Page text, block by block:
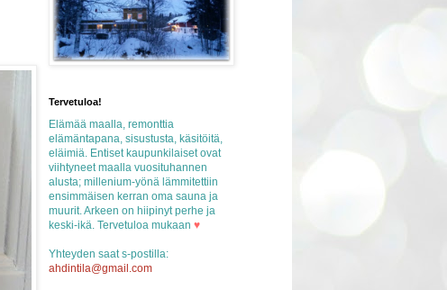
Tervetuloa!
Elämää maalla, remonttia
elämäntapana, sisustusta, käsitöitä,
eläimiä. Entiset kaupunkilaiset ovat
viihtyneet maalla vuosituhannen
alusta; millenium-yönä lämmitettiin
ensimmäisen kerran oma sauna ja
muurit. Arkeen on hiipinyt perhe ja
keski-ikä. Tervetuloa mukaan ♥
Yhteyden saat s-postilla:
ahdintila@gmail.com